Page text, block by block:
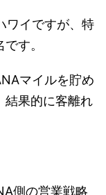
ワイですが、特
す。
マイルを貯め
結果的に客離れ
側の営業戦略